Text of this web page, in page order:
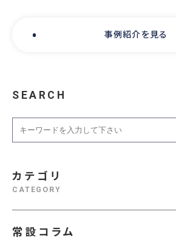
事例紹介を見る
SEARCH
カテゴリ
CATEGORY
常設コラム